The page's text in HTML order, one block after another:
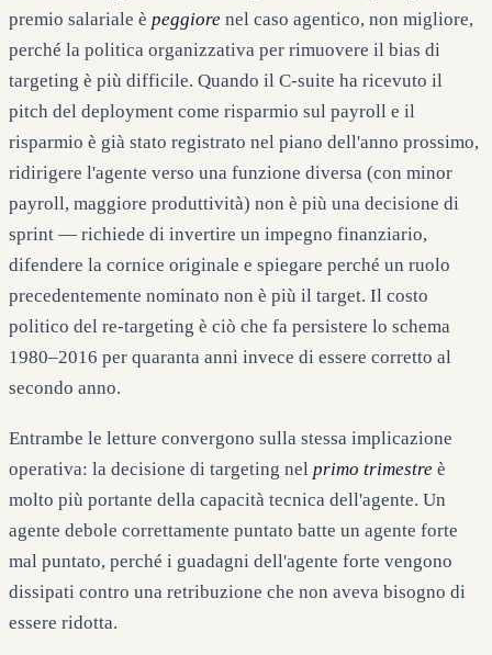
premio salariale è peggiore nel caso agentico, non migliore,
perché la politica organizzativa per rimuovere il bias di
targeting è più difficile. Quando il C-suite ha ricevuto il
pitch del deployment come risparmio sul payroll e il
risparmio è già stato registrato nel piano dell'anno prossimo,
ridirigere l'agente verso una funzione diversa (con minor
payroll, maggiore produttività) non è più una decisione di
sprint — richiede di invertire un impegno finanziario,
difendere la cornice originale e spiegare perché un ruolo
precedentemente nominato non è più il target. Il costo
politico del re-targeting è ciò che fa persistere lo schema
1980–2016 per quaranta anni invece di essere corretto al
secondo anno.
Entrambe le letture convergono sulla stessa implicazione
operativa: la decisione di targeting nel primo trimestre è
molto più portante della capacità tecnica dell'agente. Un
agente debole correttamente puntato batte un agente forte
mal puntato, perché i guadagni dell'agente forte vengono
dissipati contro una retribuzione che non aveva bisogno di
essere ridotta.